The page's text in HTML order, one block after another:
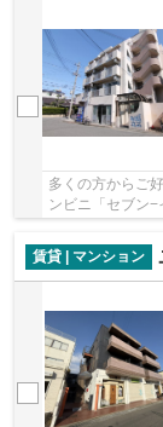
多くの方からご
ンビニ「セブン
賃貸 | マンション